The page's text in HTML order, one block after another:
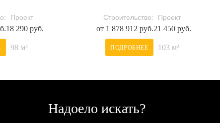
Проект
18 290 руб.
Строительство:
от 1 878 912 руб.
98 м² ПОДРОБНЕЕ
Проект
21 450 руб.
103 м²
Надоело искать?